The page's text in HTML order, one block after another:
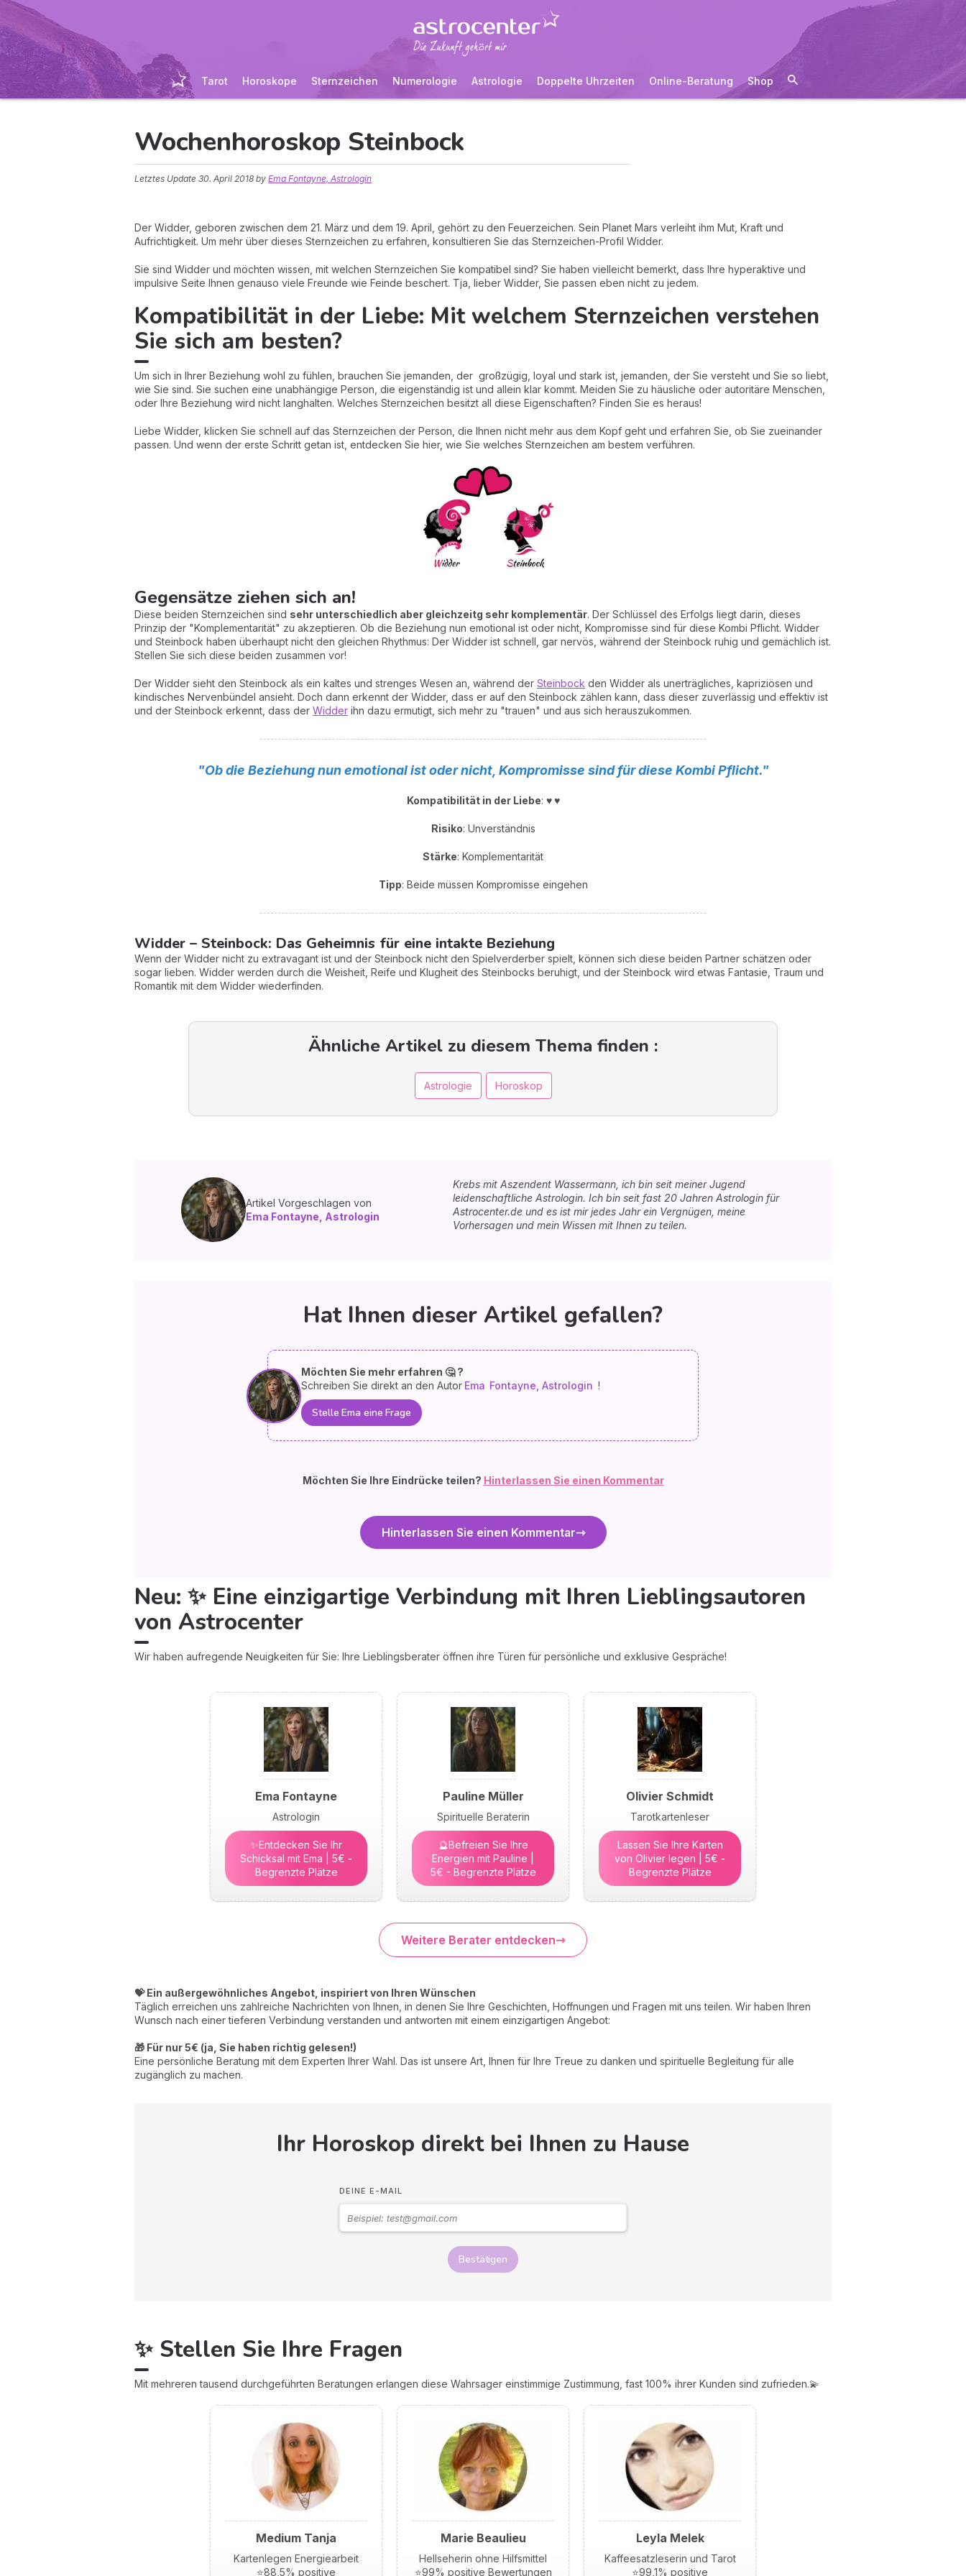
Tarot Horoskope Sternzeichen Numerologie Astrologie Doppelte Uhrzeiten Online-Beratung Shop
Wochenhoroskop Steinbock
Letztes Update 30. April 2018 by Ema Fontayne, Astrologin
Der Widder, geboren zwischen dem 21. März und dem 19. April, gehört zu den Feuerzeichen. Sein Planet Mars verleiht ihm Mut, Kraft und
Aufrichtigkeit. Um mehr über dieses Sternzeichen zu erfahren, konsultieren Sie das Sternzeichen-Profil Widder.
Sie sind Widder und möchten wissen, mit welchen Sternzeichen Sie kompatibel sind? Sie haben vielleicht bemerkt, dass Ihre hyperaktive und
impulsive Seite Ihnen genauso viele Freunde wie Feinde beschert. Tja, lieber Widder, Sie passen eben nicht zu jedem.
Kompatibilität in der Liebe: Mit welchem Sternzeichen verstehen
Sie sich am besten?
Um sich in Ihrer Beziehung wohl zu fühlen, brauchen Sie jemanden, der großzügig, loyal und stark ist, jemanden, der Sie versteht und Sie so liebt,
wie Sie sind. Sie suchen eine unabhängige Person, die eigenständig ist und allein klar kommt. Meiden Sie zu häusliche oder autoritäre Menschen,
oder Ihre Beziehung wird nicht langhalten. Welches Sternzeichen besitzt all diese Eigenschaften? Finden Sie es heraus!
Liebe Widder, klicken Sie schnell auf das Sternzeichen der Person, die Ihnen nicht mehr aus dem Kopf geht und erfahren Sie, ob Sie zueinander
passen. Und wenn der erste Schritt getan ist, entdecken Sie hier, wie Sie welches Sternzeichen am bestem verführen.
Gegensätze ziehen sich an!
Diese beiden Sternzeichen sind sehr unterschiedlich aber gleichzeitg sehr komplementär. Der Schlüssel des Erfolgs liegt darin, dieses
Prinzip der "Komplementarität" zu akzeptieren. Ob die Beziehung nun emotional ist oder nicht, Kompromisse sind für diese Kombi Pflicht. Widder
und Steinbock haben überhaupt nicht den gleichen Rhythmus: Der Widder ist schnell, gar nervös, während der Steinbock ruhig und gemächlich ist.
Stellen Sie sich diese beiden zusammen vor!
Der Widder sieht den Steinbock als ein kaltes und strenges Wesen an, während der Steinbock den Widder als unerträgliches, kapriziösen und
kindisches Nervenbündel ansieht. Doch dann erkennt der Widder, dass er auf den Steinbock zählen kann, dass dieser zuverlässig und effektiv ist
und der Steinbock erkennt, dass der Widder ihn dazu ermutigt, sich mehr zu "trauen" und aus sich herauszukommen.
"Ob die Beziehung nun emotional ist oder nicht, Kompromisse sind für diese Kombi Pflicht."
Kompatibilität in der Liebe: ♥ ♥
Risiko: Unverständnis
Stärke: Komplementarität
Tipp: Beide müssen Kompromisse eingehen
Widder – Steinbock: Das Geheimnis für eine intakte Beziehung
Wenn der Widder nicht zu extravagant ist und der Steinbock nicht den Spielverderber spielt, können sich diese beiden Partner schätzen oder
sogar lieben. Widder werden durch die Weisheit, Reife und Klugheit des Steinbocks beruhigt, und der Steinbock wird etwas Fantasie, Traum und
Romantik mit dem Widder wiederfinden.
Ähnliche Artikel zu diesem Thema finden :
Astrologie Horoskop
Artikel Vorgeschlagen von
Ema Fontayne, Astrologin
Krebs mit Aszendent Wassermann, ich bin seit meiner Jugend
leidenschaftliche Astrologin. Ich bin seit fast 20 Jahren Astrologin für
Astrocenter.de und es ist mir jedes Jahr ein Vergnügen, meine
Vorhersagen und mein Wissen mit Ihnen zu teilen.
Hat Ihnen dieser Artikel gefallen?
Möchten Sie mehr erfahren 🤔 ?
Schreiben Sie direkt an den Autor Ema Fontayne, Astrologin !
Stelle Ema eine Frage
Möchten Sie Ihre Eindrücke teilen? Hinterlassen Sie einen Kommentar
Hinterlassen Sie einen Kommentar
Neu: ✨ Eine einzigartige Verbindung mit Ihren Lieblingsautoren
von Astrocenter
Wir haben aufregende Neuigkeiten für Sie: Ihre Lieblingsberater öffnen ihre Türen für persönliche und exklusive Gespräche!
Ema Fontayne
Astrologin
✨Entdecken Sie Ihr
Schicksal mit Ema | 5€ -
Begrenzte Plätze
Pauline Müller
Spirituelle Beraterin
🔮Befreien Sie Ihre
Energien mit Pauline |
5€ - Begrenzte Plätze
Olivier Schmidt
Tarotkartenleser
Lassen Sie Ihre Karten
von Olivier legen | 5€ -
Begrenzte Plätze
Weitere Berater entdecken
💝 Ein außergewöhnliches Angebot, inspiriert von Ihren Wünschen
Täglich erreichen uns zahlreiche Nachrichten von Ihnen, in denen Sie Ihre Geschichten, Hoffnungen und Fragen mit uns teilen. Wir haben Ihren
Wunsch nach einer tieferen Verbindung verstanden und antworten mit einem einzigartigen Angebot:
🎁 Für nur 5€ (ja, Sie haben richtig gelesen!)
Eine persönliche Beratung mit dem Experten Ihrer Wahl. Das ist unsere Art, Ihnen für Ihre Treue zu danken und spirituelle Begleitung für alle
zugänglich zu machen.
Ihr Horoskop direkt bei Ihnen zu Hause
DEINE E-MAIL
Bestätigen
✨ Stellen Sie Ihre Fragen
Mit mehreren tausend durchgeführten Beratungen erlangen diese Wahrsager einstimmige Zustimmung, fast 100% ihrer Kunden sind zufrieden.💫
Medium Tanja
Kartenlegen Energiearbeit
⭐88,5% positive
Marie Beaulieu
Hellseherin ohne Hilfsmittel
⭐99% positive Bewertungen
Leyla Melek
Kaffeesatzleserin und Tarot
⭐99,1% positive